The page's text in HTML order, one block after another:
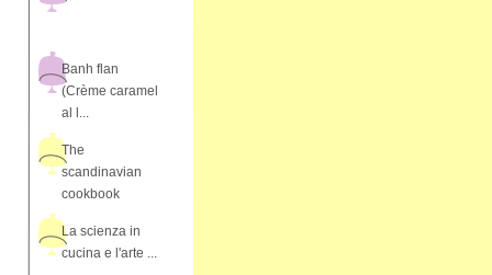
Banh flan
(Crème caramel
al l...
The
scandinavian
cookbook
La scienza in
cucina e l'arte ...